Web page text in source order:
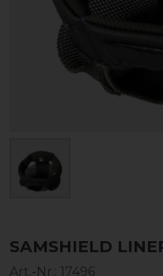
SAMSHIELD
Art.-Nr.: 17496